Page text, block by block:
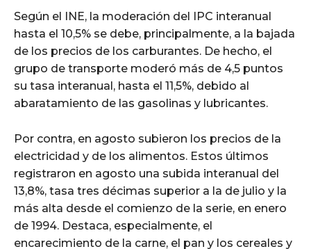
Según el INE, la moderación del IPC interanual
hasta el 10,5% se debe, principalmente, a la bajada
de los precios de los carburantes. De hecho, el
grupo de transporte moderó más de 4,5 puntos
su tasa interanual, hasta el 11,5%, debido al
abaratamiento de las gasolinas y lubricantes.
Por contra, en agosto subieron los precios de la
electricidad y de los alimentos. Estos últimos
registraron en agosto una subida interanual del
13,8%, tasa tres décimas superior a la de julio y la
más alta desde el comienzo de la serie, en enero
de 1994. Destaca, especialmente, el
encarecimiento de la carne, el pan y los cereales y